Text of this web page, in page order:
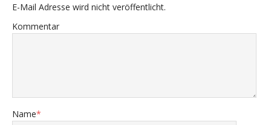
E-Mail Adresse wird nicht veröffentlicht.
Kommentar
Name*